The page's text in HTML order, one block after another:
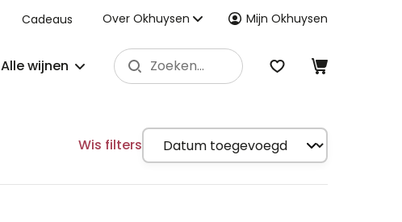
Cadeaus Over Okhuysen Mijn Okhuysen
Alle wijnen
Wis filters